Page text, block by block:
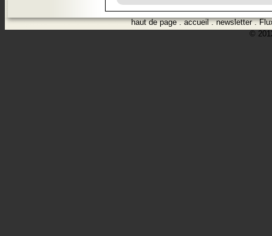
haut de page.accueil.newsletter.
©